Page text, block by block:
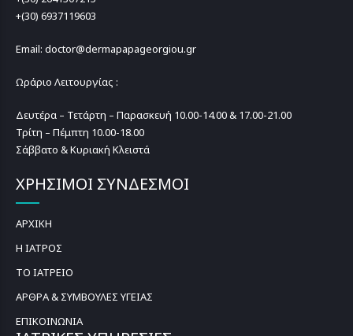
+(30) 6937119603
Email: doctor@dermapapageorgiou.gr
Ωράριο Λειτουργίας :
Δευτέρα – Τετάρτη – Παρασκευή 10.00-14.00 & 17.00-21.00
Τρίτη – Πέμπτη 10.00-18.00
Σάββατο & Κυριακή Κλειστά
ΧΡΗΣΙΜΟΙ ΣΥΝΔΕΣΜΟΙ
ΑΡΧΙΚΗ
Η ΙΑΤΡΟΣ
ΤΟ ΙΑΤΡΕΙΟ
ΑΡΘΡΑ & ΣΥΜΒΟΥΛΕΣ ΥΓΕΙΑΣ
ΕΠΙΚΟΙΝΩΝΙΑ